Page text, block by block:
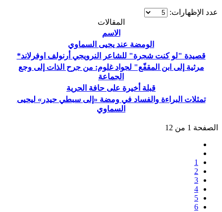
عدد الإظهارات:
المقالات
الاسم
الومضة عند يحيى السماوي
قصيدة "لو كنت شجرة" للشاعر النرويجي أرنولف اوفرلاند*
مرثية إلى ابن المقفّع" لجواد غلوم: من جرح الذات إلى وجع
الجماعة
قبلة أخيرة على حافة الحرية
تمثلات البراءة والفساد في ومضة «إلى سبطي حيدر» ليحيى
السماوي
الصفحة 1 من 12
1
2
3
4
5
6